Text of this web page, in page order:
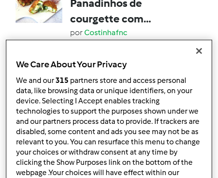
Panadinhos de
courgette com
espinafres e queijo
porCostinhafnc
2 2 Fácil 15
5.0(1)
Cinnamon Buns com
massa-mãe (Rolinhos
de Canela)
por Costinhafnc
2 0 Fácil 12 10h 0min
We Care About Your Privacy
We and our315 partners store and access personal
data, like browsing data or unique identifiers, on your
device. Selecting I Accept enables tracking
technologies to support the purposes shown under we
and our partners process data to provide. If trackers are
disabled, some content and ads you see may not be as
relevant to you. You can resurface this menu to change
your choices or withdraw consent at any time by
clicking the Show Purposes link on the bottom of the
webpage .Your choices will have effect within our